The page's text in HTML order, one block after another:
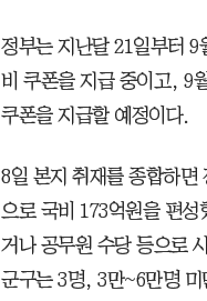
정부는 지난달 21일부터
비 쿠폰을 지급 중이고, 9
쿠폰을 지급할 예정이다.
8일 본지 취재를 종합하면
으로 국비 173억원을 편
거나 공무원 수당 등으로
군구는 3명, 3만~6만명 미